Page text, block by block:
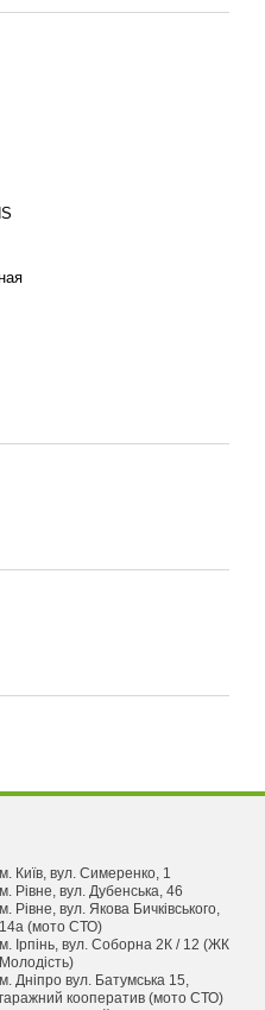
м. Київ, вул. Симеренко, 1
м. Рівне, вул. Дубенська, 46
м. Рівне, вул. Якова Бичківського,
14а (мото СТО)
м. Ірпінь, вул. Соборна 2К / 12 (ЖК
Молодість)
м. Днiпро вул. Батумська 15,
гаражний кооператив (мото СТО)